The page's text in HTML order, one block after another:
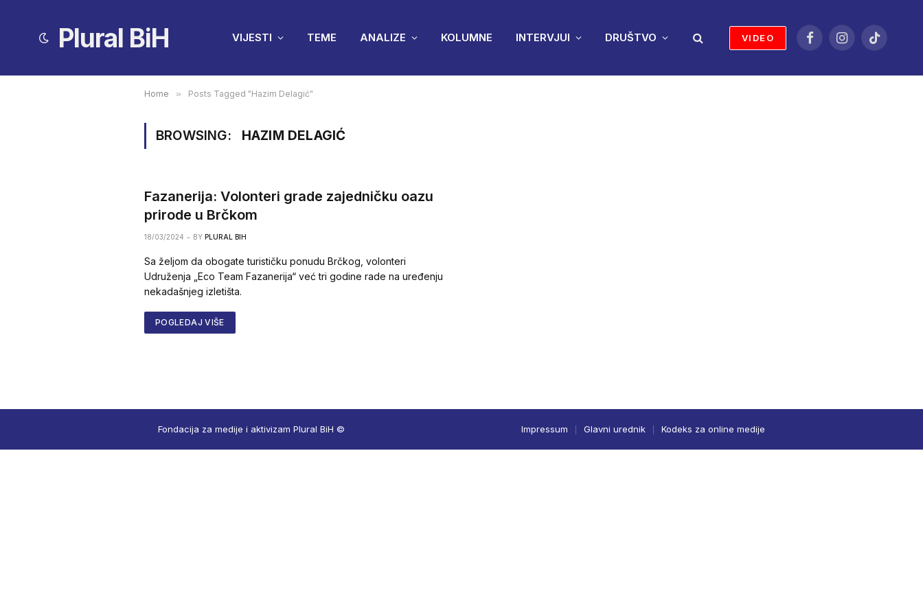
Plural BiH VIJESTI TEME ANALIZE KOLUMNE INTERVJUI DRUŠTVO VIDEO
FacebookInstagramTikTok
Home » Posts Tagged "Hazim Delagić"
BROWSING: HAZIM DELAGIĆ
Fazanerija: Volonteri grade zajedničku oazu
prirode u Brčkom
18/03/2024 BY PLURAL BIH
Sa željom da obogate turističku ponudu Brčkog, volonteri
Udruženja „Eco Team Fazanerija“ već tri godine rade na uređenju
nekadašnjeg izletišta.
POGLEDAJ VIŠE
Fondacija za medije i aktivizam Plural BiH © Impressum Glavni urednik Kodeks za online medije